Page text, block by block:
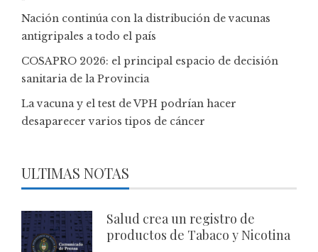
Nación continúa con la distribución de vacunas
antigripales a todo el país
COSAPRO 2026: el principal espacio de decisión
sanitaria de la Provincia
La vacuna y el test de VPH podrían hacer
desaparecer varios tipos de cáncer
ULTIMAS NOTAS
Salud crea un registro de
productos de Tabaco y Nicotina